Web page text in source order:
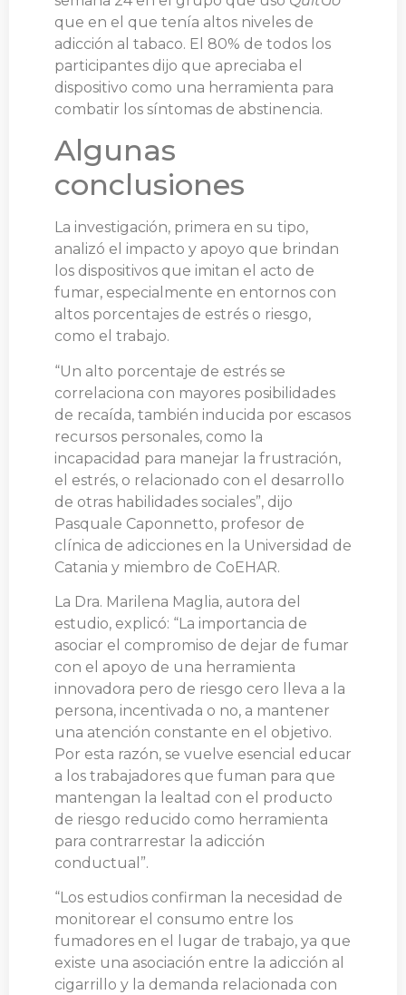
que en el que tenía altos niveles de
adicción al tabaco. El 80% de todos los
participantes dijo que apreciaba el
dispositivo como una herramienta para
combatir los síntomas de abstinencia.
Algunas
conclusiones
La investigación, primera en su tipo,
analizó el impacto y apoyo que brindan
los dispositivos que imitan el acto de
fumar, especialmente en entornos con
altos porcentajes de estrés o riesgo,
como el trabajo.
“Un alto porcentaje de estrés se
correlaciona con mayores posibilidades
de recaída, también inducida por escasos
recursos personales, como la
incapacidad para manejar la frustración,
el estrés, o relacionado con el desarrollo
de otras habilidades sociales”, dijo
Pasquale Caponnetto, profesor de
clínica de adicciones en la Universidad de
Catania y miembro de CoEHAR.
La Dra. Marilena Maglia, autora del
estudio, explicó: “La importancia de
asociar el compromiso de dejar de fumar
con el apoyo de una herramienta
innovadora pero de riesgo cero lleva a la
persona, incentivada o no, a mantener
una atención constante en el objetivo.
Por esta razón, se vuelve esencial educar
a los trabajadores que fuman para que
mantengan la lealtad con el producto
de riesgo reducido como herramienta
para contrarrestar la adicción
conductual”.
“Los estudios confirman la necesidad de
monitorear el consumo entre los
fumadores en el lugar de trabajo, ya que
existe una asociación entre la adicción al
cigarrillo y la demanda relacionada con